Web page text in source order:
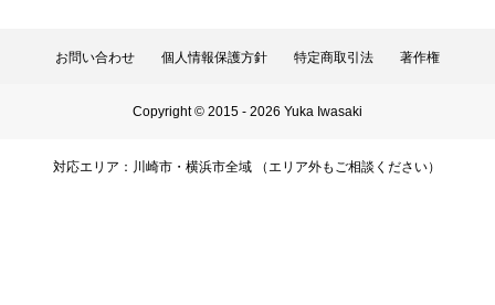
お問い合わせ 個人情報保護方針 特定商取引法 著作権
Copyright © 2015 - 2026 Yuka Iwasaki
対応エリア：川崎市・横浜市全域 （エリア外もご相談ください）